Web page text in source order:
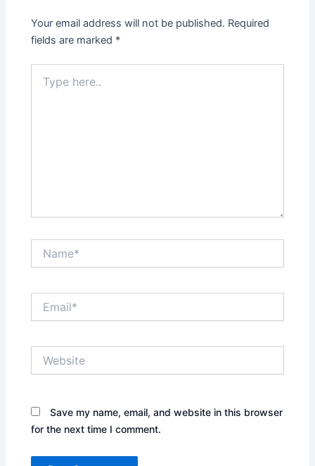
Your email address will not be published. Required
fields are marked *
here..
Save my name, email, and website in this browser
for the next time I comment.